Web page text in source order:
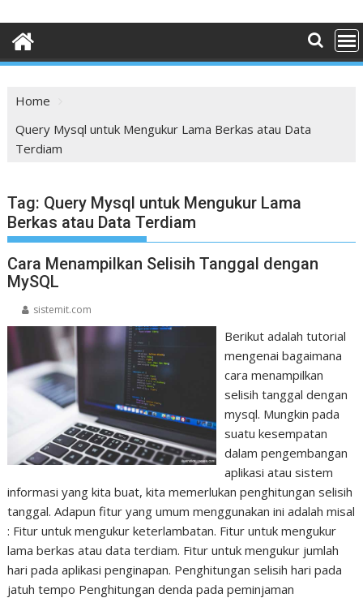
Home
Query Mysql untuk Mengukur Lama Berkas atau Data
Terdiam
Tag: Query Mysql untuk Mengukur Lama
Berkas atau Data Terdiam
Cara Menampilkan Selisih Tanggal dengan
MySQL
sistemit.com
Berikut adalah tutorial
mengenai bagaimana
cara menampilkan
selisih tanggal dengan
mysql. Mungkin pada
suatu kesempatan
dalam pengembangan
aplikasi atau sistem
informasi yang kita buat, kita memerlukan penghitungan selisih
tanggal. Adapun fitur yang umum menggunakan ini adalah misal
: Fitur untuk mengukur keterlambatan. Fitur untuk mengukur
lama berkas atau data terdiam. Fitur untuk mengukur jumlah
hari pada aplikasi penginapan. Penghitungan selisih hari pada
jatuh tempo Penghitungan denda pada peminjaman